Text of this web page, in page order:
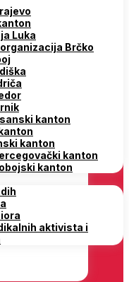
Luka
Brčko
kanton
kanton
kanton
kanton
aktivista i